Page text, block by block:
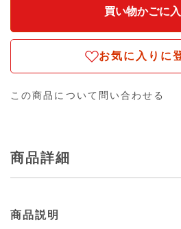
お気に入りに
この商品について問い合わせる
商品詳細
商品説明